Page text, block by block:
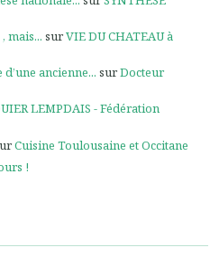
mais... surVIE DU CHATEAU à
ancienne... surDocteur
LEMPDAIS - Fédération
Cuisine Toulousaine et Occitane
!